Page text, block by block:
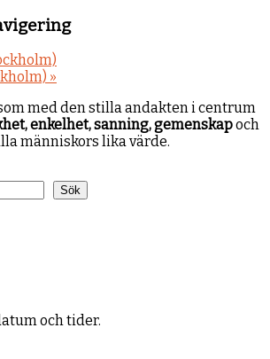
»
med den stilla andakten i centrum
enkelhet, sanning, gemenskapoch
människors lika värde.
Sök
och tider.